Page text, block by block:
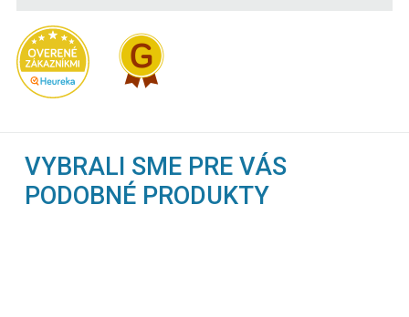
VYBRALI SME PRE VÁS
PODOBNÉ PRODUKTY